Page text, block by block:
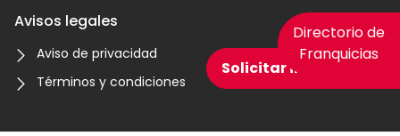
Solicitar información
Directorio de
Franquicias
Avisos legales
Aviso de privacidad
Términos y condiciones